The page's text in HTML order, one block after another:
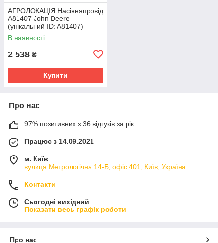
АГРОЛОКАЦІЯ Насінняпровід
A81407 John Deere
(унікальний ID: A81407)
В наявності
2 538 ₴
Купити
Про нас
97% позитивних з 36 відгуків за рік
Працює з 14.09.2021
м. Київ
вулиця Метрологічна 14-Б, офіс 401, Київ, Україна
Контакти
Сьогодні вихідний
Показати весь графік роботи
Про нас